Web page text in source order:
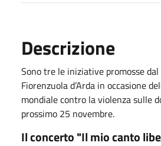
Descrizione
Sono tre le iniziative promosse dal
Fiorenzuola d’Arda in occasione
mondiale contro la violenza sulle
prossimo 25 novembre.
Il concerto "Il mio canto